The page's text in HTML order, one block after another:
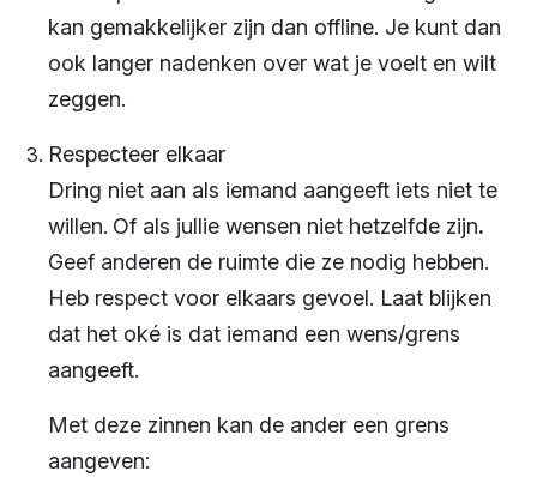
kan gemakkelijker zijn dan offline. Je kunt dan
ook langer nadenken over wat je voelt en wilt
zeggen.
Respecteer elkaar
Dring niet aan als iemand aangeeft iets niet te
willen. Of als jullie wensen niet hetzelfde zijn.
Geef anderen de ruimte die ze nodig hebben.
Heb respect voor elkaars gevoel. Laat blijken
dat het oké is dat iemand een wens/grens
aangeeft.
Met deze zinnen kan de ander een grens
aangeven: